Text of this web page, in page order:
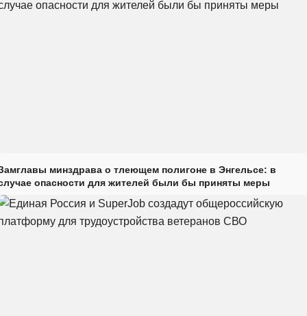
минздрава о тлеющем полигоне в Энгельсе: в
опасности для жителей были бы приняты меры